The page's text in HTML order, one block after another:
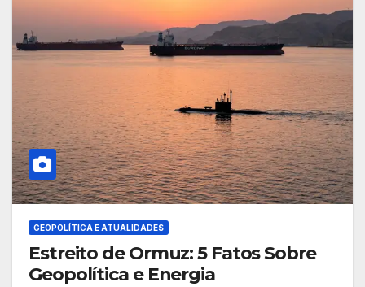
GEOPOLÍTICA E ATUALIDADES
Estreito de Ormuz: 5 Fatos Sobre
Geopolítica e Energia